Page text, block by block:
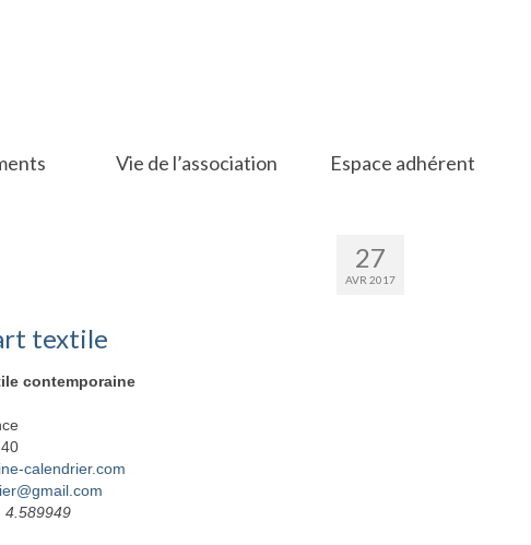
Vie de l’association Espace adhérent
27
AVR 2017
textile
contemporaine
calendrier.com
4.589949